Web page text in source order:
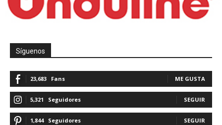
Síguenos
23,683 Fans ME GUSTA
5,321 Seguidores SEGUIR
1,844 Seguidores SEGUIR